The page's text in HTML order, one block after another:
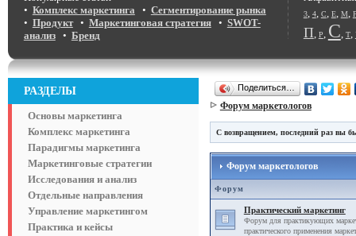
3, 4, C, E, M,
П, Р, С, Т,
• Комплекс маркетинга • Сегментирование рынка
• Продукт• Маркетинговая стратегия• SWOT-
анализ• Бренд
РАЗДЕЛЫ
Основы маркетинга
Комплекс маркетинга
Парадигмы маркетинга
Маркетинговые стратегии
Исследования и анализ
Отдельные направления
Управление маркетингом
Практика и кейсы
Поделиться…
Форум маркетологов
С возвращением, последний раз вы
Форум маркетологов
Форум
Практический маркетинг
Форум для практикующих
практического применения